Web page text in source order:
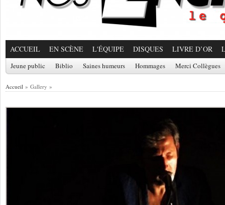
ACCUEIL EN SCÈNE L'ÉQUIPE DISQUES LIVRE D’OR
Jeune public Biblio Saines humeurs Hommages Merci Collègues
Accueil » Gallery »